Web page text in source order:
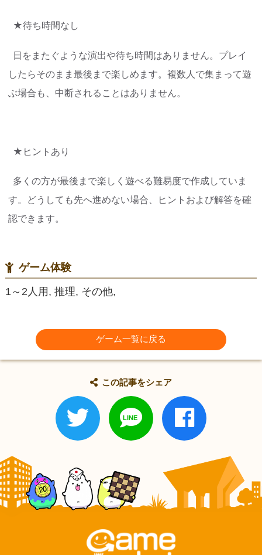
★待ち時間なし
日をまたぐような演出や待ち時間はありません。プレイ
したらそのまま最後まで楽しめます。複数人で集まって遊
ぶ場合も、中断されることはありません。
★ヒントあり
多くの方が最後まで楽しく遊べる難易度で作成していま
す。どうしても先へ進めない場合、ヒントおよび解答を確
認できます。
ゲーム体験
1～2人用, 推理, その他,
ゲーム一覧に戻る
この記事をシェア